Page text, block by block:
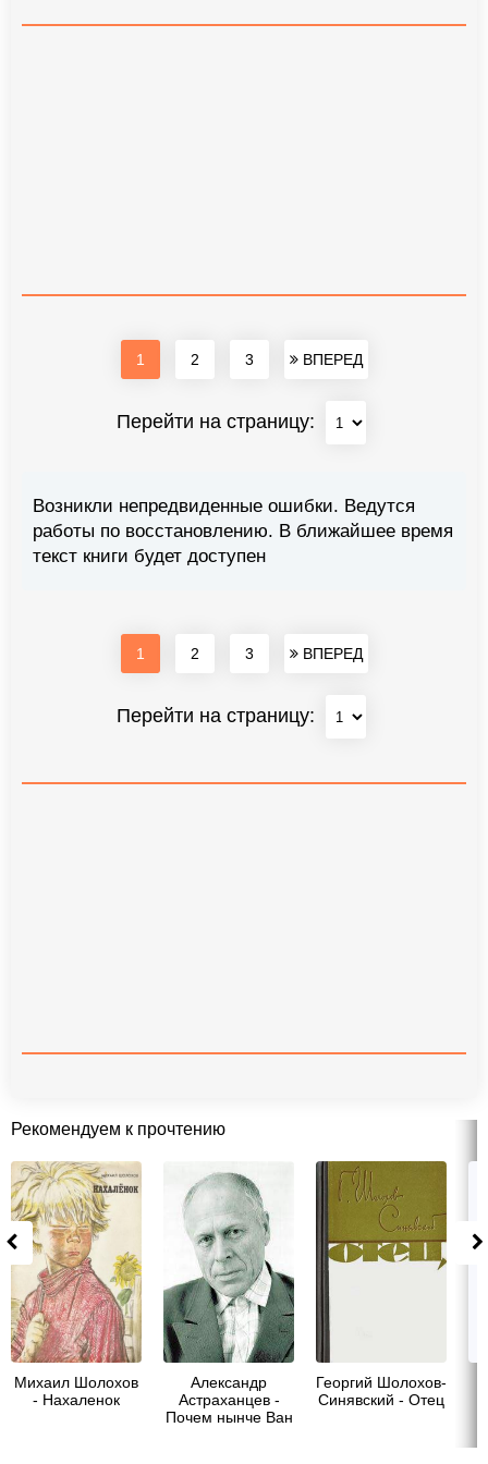
1 2 3 ВПЕРЕД
Перейти на страницу:
Возникли непредвиденные ошибки. Ведутся
работы по восстановлению. В ближайшее время
текст книги будет доступен
1 2 3 ВПЕРЕД
Перейти на страницу:
Рекомендуем к прочтению
Михаил Шолохов
- Нахаленок
Александр
Астраханцев -
Почем нынче Ван
Георгий Шолохов-
Синявский - Отец